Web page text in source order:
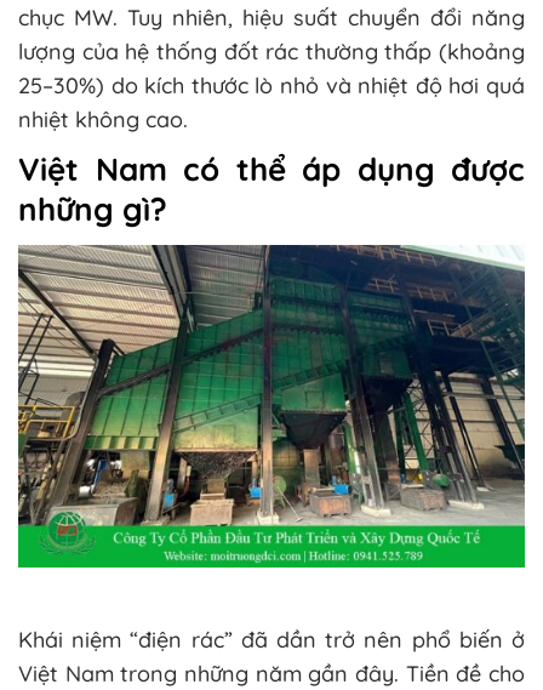
chục MW. Tuy nhiên, hiệu suất chuyển đổi năng
lượng của hệ thống đốt rác thường thấp (khoảng
25–30%) do kích thước lò nhỏ và nhiệt độ hơi quá
nhiệt không cao.
Việt Nam có thể áp dụng được
những gì?
Khái niệm “điện rác” đã dần trở nên phổ biến ở
Việt Nam trong những năm gần đây. Tiền đề cho